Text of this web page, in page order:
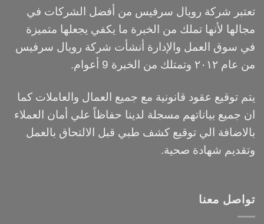
تعتبر شركة رويال سرفيس من أفضل الشركات في
مجالها لأنها تملك من الخبرة ما يكفي يجعلها متميزة
في سوق العمل والإدارة أنشأت شركة رويال سرفيس
من عام ٢٠١٢ وتمتلك من الخبرة 9 أعوام.
يتم توقيع عقود قانونية مع جميع العمال والعاملات كما
ان جميع بياناتهم مسجلة لدينا حفاظاً علي أمان العملاء
بالاضافة الي توقيع كشف طبي قبل الالتحاق بالعمل
وتقديم شهادة صحية.
تواصل معنا